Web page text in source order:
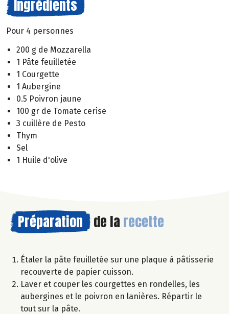
Ingrédients
Pour 4 personnes
200 g de Mozzarella
1 Pâte feuilletée
1 Courgette
1 Aubergine
0.5 Poivron jaune
100 gr de Tomate cerise
3 cuillère de Pesto
Thym
Sel
1 Huile d'olive
Préparation de la recette
Étaler la pâte feuilletée sur une plaque à pâtisserie
recouverte de papier cuisson.
Laver et couper les courgettes en rondelles, les
aubergines et le poivron en lanières. Répartir le
tout sur la pâte.